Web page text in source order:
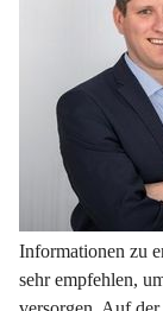
Informationen zu
sehr empfehlen,